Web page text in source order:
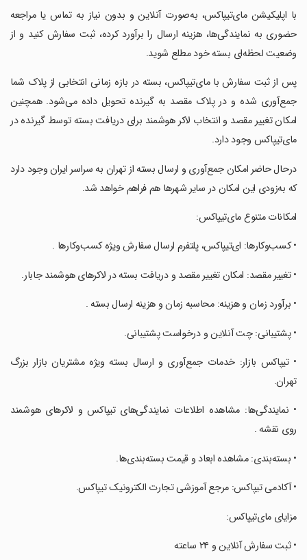
‏‏با اپلیکیشن مای‌تیپاکس، به‌صورت آنلاین و بدون نیاز به تماس یا مراجعه
حضوری به نمایندگی‌ها، هزینه ارسال را برآورد کرده، ثبت سفارش کنید و از
وضعیت لحظه‌ای بسته خود مطلع شوید.
‏‏پس از ثبت سفارش با مای‌تیپاکس، بسته در بازه زمانی انتخابی از پلاک شما
جمع‌آوری شده و در پلاک مقصد به گیرنده تحویل داده می‌شود. همچنین
امکان تغییر مقصد و انتخاب لاکر هوشمند برای دریافت بسته توسط گیرنده در
مای‌تیپاکس وجود دارد.
‏‏درحال حاضر امکان جمع‌آوری و ارسال بسته از تهران به سراسر ایران وجود دارد
که به‌زودی این امکان در سایر شهرها هم فراهم خواهد شد.
‏‏‏امکانات متنوع مای‌تیپاکس:
‏• ‏کسب‌وکارها: ای‌تیپاکس، پلتفرم ارسال سفارش ویژه کسب‌وکارها .
‏• ‏تغییر مقصد: امکان تغییر مقصد و دریافت بسته در لاکرهای هوشمند جابار.
‏• ‏برآورد زمان و هزینه: محاسبه زمان و هزینه ارسال بسته .
‏• ‏پشتیبانی: چت آنلاین و درخواست پشتیبانی.
‏• ‏تیپاکس بازار: خدمات جمع‌آوری و ارسال بسته ویژه مشتریان بازار بزرگ
تهران.
‏• ‏نمایندگی‌ها: مشاهده اطلاعات نمایندگی‌های تیپاکس و لاکرهای هوشمند
روی نقشه .
‏• ‏بسته‌بندی: مشاهده ابعاد و قیمت بسته‌بندی‌ها.
‏• ‏آکادمی تیپاکس: مرجع آموزشی تجارت الکترونیک تیپاکس.
‏‏مزایای مای‌تیپاکس:
‏• ‏‏ثبت سفارش آنلاین و ۲۴ ساعته